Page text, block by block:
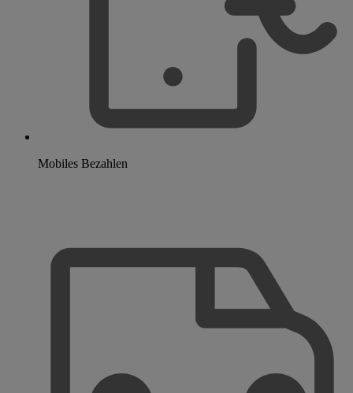
Mobiles Bezahlen